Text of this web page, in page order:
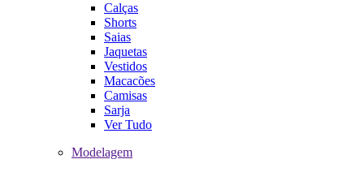
Calças
Shorts
Saias
Jaquetas
Vestidos
Macacões
Camisas
Sarja
Ver Tudo
Modelagem